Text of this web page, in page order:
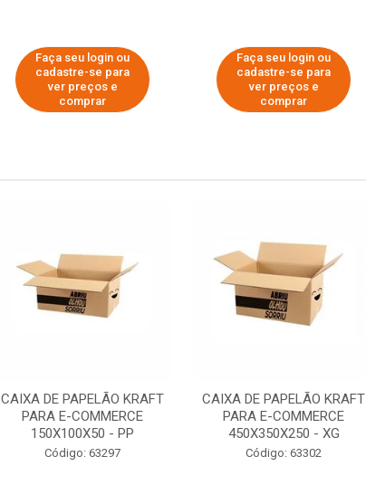
Faça seu login ou
cadastre-se para
ver preços e
comprar
Faça seu login ou
cadastre-se para
ver preços e
comprar
CAIXA DE PAPELÃO KRAFT
PARA E-COMMERCE
150X100X50 - PP
Código: 63297
CAIXA DE PAPELÃO KRAFT
PARA E-COMMERCE
450X350X250 - XG
Código: 63302